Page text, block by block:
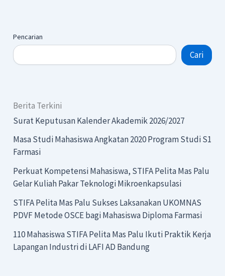
Pencarian
Cari
Berita Terkini
Surat Keputusan Kalender Akademik 2026/2027
Masa Studi Mahasiswa Angkatan 2020 Program Studi S1
Farmasi
Perkuat Kompetensi Mahasiswa, STIFA Pelita Mas Palu
Gelar Kuliah Pakar Teknologi Mikroenkapsulasi
STIFA Pelita Mas Palu Sukses Laksanakan UKOMNAS
PDVF Metode OSCE bagi Mahasiswa Diploma Farmasi
110 Mahasiswa STIFA Pelita Mas Palu Ikuti Praktik Kerja
Lapangan Industri di LAFI AD Bandung